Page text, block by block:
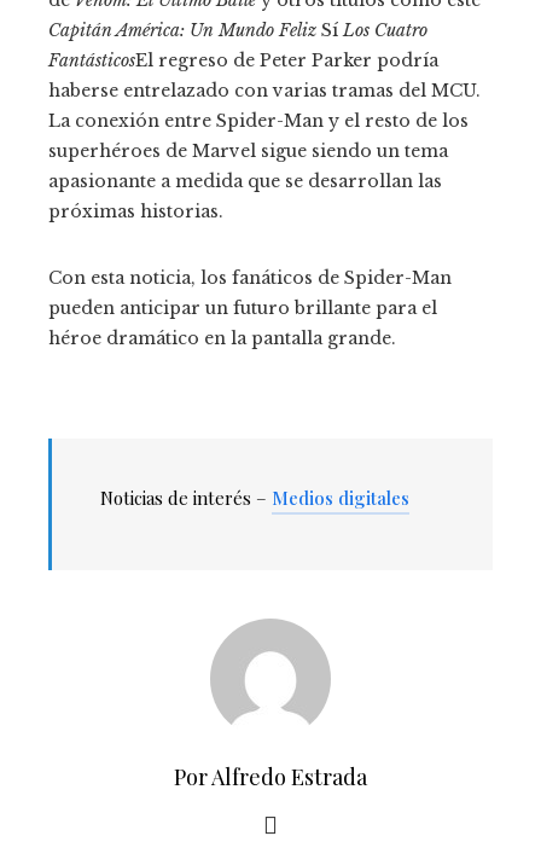
Capitán América: Un Mundo Feliz SíLos Cuatro
FantásticosEl regreso de Peter Parker podría
haberse entrelazado con varias tramas del MCU.
La conexión entre Spider-Man y el resto de los
superhéroes de Marvel sigue siendo un tema
apasionante a medida que se desarrollan las
próximas historias.
Con esta noticia, los fanáticos de Spider-Man
pueden anticipar un futuro brillante para el
héroe dramático en la pantalla grande.
Noticias de interés – Medios digitales
Por Alfredo Estrada